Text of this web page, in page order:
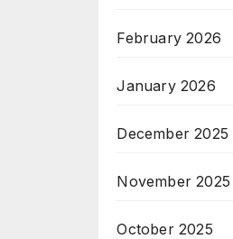
February 2026
January 2026
December 2025
November 2025
October 2025